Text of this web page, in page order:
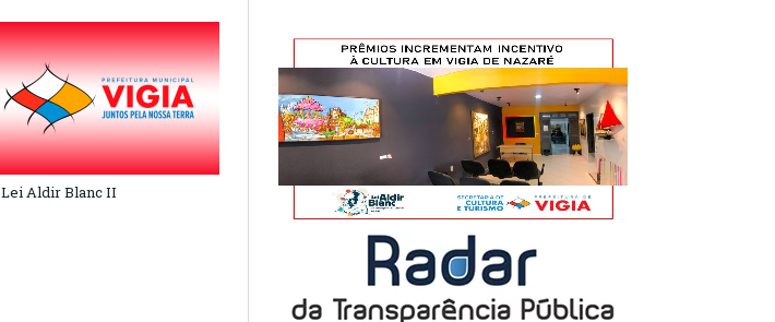
Lei Aldir Blanc II